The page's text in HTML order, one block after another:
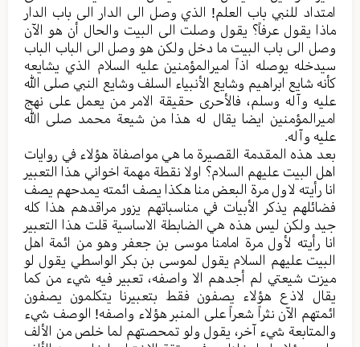
امتداد للنبي باب العلم! الذي وصل الی الدار الی باب الدار
ماذا یقول عرفاً؟ یقول وصلت الی البیت والحال أن هو الآن
وصل الی باب البیت ما دخل ولکن هو وصل الی الباب الباب
سیدخله یوصله اذاً امیرالمؤمنین علیه السلام الذي یشایعه
کأنه شایع ابراهیم وشایع الأنبیاء السلف وشایع النبي صلی الله
علیه وآله وسلم، فالأحری حقیقة الامر من یعمل علی نهج
امیرالمؤمنین ایضا یقال له هذا من شیعة محمد صلی الله
علیه وآله.
بعد هذه المقدمة القصیرة ما هي مواصفاة هؤلاء في روایات
اهل البیت علیهم السلام؟ اولا نقطة مهمة اخواني هذا التعبیر
انا رأيته لاول مرة البعض منا هکذا یصف ائمته یمدحهم یصف
فضائلهم یذکر الأبیات في مناسباتهم یزور مراقدهم هذا کله
جید ولکن لیس هذه هي الضابطة الاساسیة قلت هذا التعبیر
انا رأيته لأول مرة امامنا موسی بن جعفر وهو من ائمة اهل
البیت علیهم السلام یقول لموسی بن بکر الواسطي یقول لو
میزت شیعتي لم أجدهم الا واصفه، تعبیر فیه شيء من کما
یقال لاذع هؤلاء یصفون فقط بتعبیرنا یتکلمون یصفون
ائمتهم الآن نثراً شعراً علی المنبر هؤلاء واصفه! الوصف شيء
والمتابعة شيء آخر، یقول ولو تمحصتهم لما خلص من الألف